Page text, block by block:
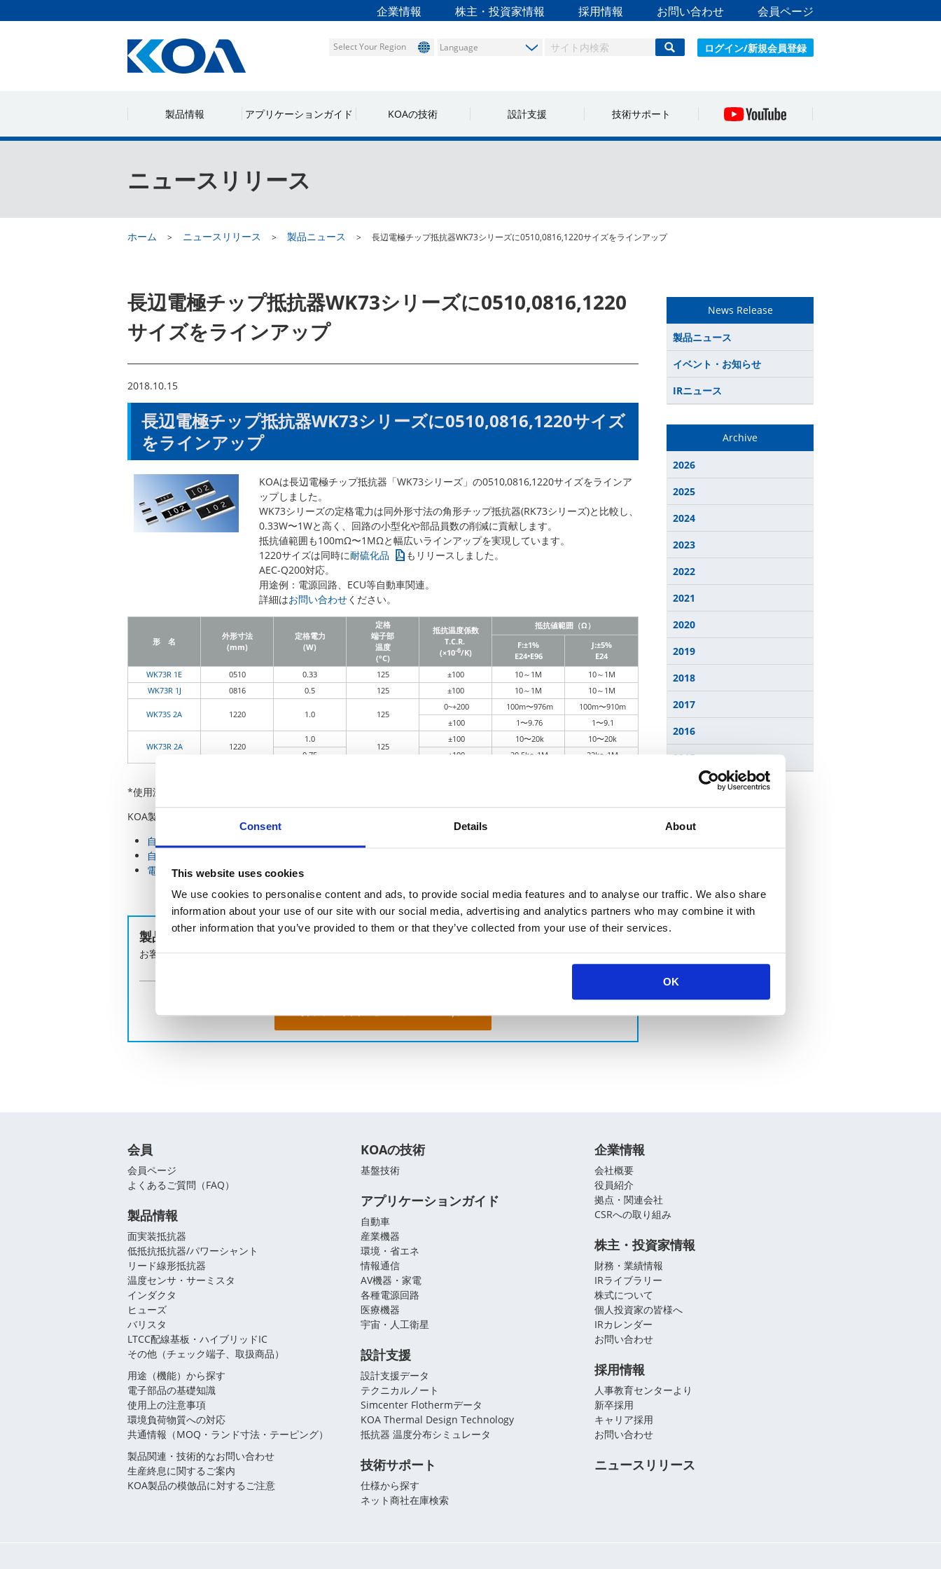
Consent Details About
This website uses cookies
We use cookies to personalise content and ads, to provide social media features and to analyse our traffic. We also share
information about your use of our site with our social media, advertising and analytics partners who may combine it with
other information that you’ve provided to them or that they’ve collected from your use of their services.
OK
企業情報 株主・投資家情報 採用情報 お問い合わせ 会員ページ
ログイン/新規会員登録
Select Your Region
製品情報 アプリケーションガイド KOAの技術 設計支援 技術サポート
ニュースリリース
ホーム ニュースリリース 製品ニュース 長辺電極チップ抵抗器WK73シリーズに0510,0816,1220サイズをラインアップ
長辺電極チップ抵抗器WK73シリーズに0510,0816,1220
サイズをラインアップ
2018.10.15
長辺電極チップ抵抗器WK73シリーズに0510,0816,1220サイズ
をラインアップ
KOAは長辺電極チップ抵抗器「WK73シリーズ」の0510,0816,1220サイズをラインア
ップしました。
WK73シリーズの定格電力は同外形寸法の角形チップ抵抗器(RK73シリーズ)と比較し、
0.33W〜1Wと高く、回路の小型化や部品員数の削減に貢献します。
抵抗値範囲も100mΩ〜1MΩと幅広いラインアップを実現しています。
1220サイズは同時に耐硫化品
もリリースしました。
AEC-Q200対応。
用途例：電源回路、ECU等自動車関連。
詳細はお問い合わせください。
形 名
外形寸法
(mm)
定格電力
(W)
定格
端子部
温度
(°C)
抵抗温度係数
T.C.R.
(×10-6/K)
抵抗値範囲（Ω）
F:±1%
E24•E96
J:±5%
E24
WK73R 1E
0510 0.33 125 ±100 10～1M
10～1M
WK73R 1J
0816 0.5 125 ±100 10～1M 10～1M
WK73S 2A 1220 1.0 125
0~+200 100m〜976m
100m〜910m
±100
1〜9.76 1〜9.1
WK73R 2A 1220
1.0
125
±100 10〜20k
10〜20k
0.75
±100 20.5k〜1M 22k〜1M
*使用温度範囲：-55 ~ +155°C
KOA製品の車載の使用例もご確認ください。
自動車（エンジン制御）
自動車（ボディー制御）
電源回路
製品のお問い合わせはこちら
お客様の課題に合わせてご提案します。お気軽にご相談ください。
News Release
製品ニュース
イベント・お知らせ
IRニュース
Archive
2026
2025
2024
2023
2022
2021
2020
2019
2018
2017
2016
2015
会員
会員ページ
よくあるご質問（FAQ）
製品情報
面実装抵抗器
低抵抗抵抗器/パワーシャント
リード線形抵抗器
温度センサ・サーミスタ
インダクタ
ヒューズ
バリスタ
LTCC配線基板・ハイブリッドIC
その他（チェック端子、取扱商品）
用途（機能）から探す
電子部品の基礎知識
使用上の注意事項
環境負荷物質への対応
共通情報（MOQ・ランド寸法・テーピング）
製品関連・技術的なお問い合わせ
生産終息に関するご案内
KOA製品の模倣品に対するご注意
KOAの技術
基盤技術
アプリケーションガイド
自動車
産業機器
環境・省エネ
情報通信
AV機器・家電
各種電源回路
医療機器
宇宙・人工衛星
設計支援
設計支援データ
テクニカルノート
Simcenter Flothermデータ
KOA Thermal Design Technology
抵抗器 温度分布シミュレータ
技術サポート
仕様から探す
ネット商社在庫検索
企業情報
会社概要
役員紹介
拠点・関連会社
CSRへの取り組み
株主・投資家情報
財務・業績情報
IRライブラリー
株式について
個人投資家の皆様へ
IRカレンダー
お問い合わせ
採用情報
人事教育センターより
新卒採用
キャリア採用
お問い合わせ
ニュースリリース